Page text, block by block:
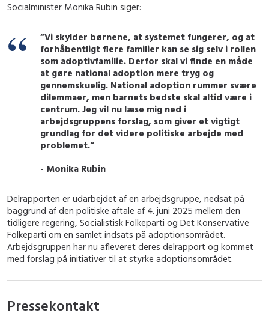
Socialminister Monika Rubin siger:
”Vi skylder børnene, at systemet fungerer, og at
forhåbentligt flere familier kan se sig selv i rollen
som adoptivfamilie. Derfor skal vi finde en måde
at gøre national adoption mere tryg og
gennemskuelig. National adoption rummer svære
dilemmaer, men barnets bedste skal altid være i
centrum. Jeg vil nu læse mig ned i
arbejdsgruppens forslag, som giver et vigtigt
grundlag for det videre politiske arbejde med
problemet.”
- Monika Rubin
Delrapporten er udarbejdet af en arbejdsgruppe, nedsat på
baggrund af den politiske aftale af 4. juni 2025 mellem den
tidligere regering, Socialistisk Folkeparti og Det Konservative
Folkeparti om en samlet indsats på adoptionsområdet.
Arbejdsgruppen har nu afleveret deres delrapport og kommet
med forslag på initiativer til at styrke adoptionsområdet.
Pressekontakt